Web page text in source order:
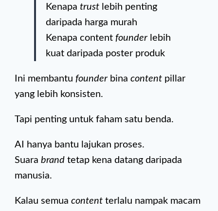
Kenapa trust lebih penting
daripada harga murah
Kenapa content founder lebih
kuat daripada poster produk
Ini membantu founder bina content pillar
yang lebih konsisten.
Tapi penting untuk faham satu benda.
AI hanya bantu lajukan proses.
Suara brand tetap kena datang daripada
manusia.
Kalau semua content terlalu nampak macam